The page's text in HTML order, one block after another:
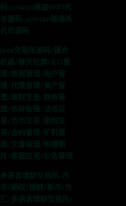
码,solscan链盗WIFI代
币源码,,solscan链通杀
代币源码
java交易所源码/撮合
机器/聊天社群/IEO管
理/签到管理/用户管
理/代理管理/资产管
理/理财生息/财务管
理/币种管理/法币交
易/币币交易/期权交
易/合约管理/矿机管
理/文章管理/轮播图
片/客服应用/公告管理
多语言理财交易所/币
币/期权/理财/新币/外
汇/多语言理财交易所/